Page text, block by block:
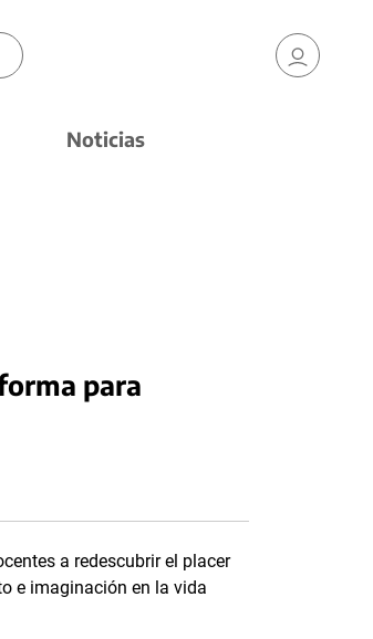
Noticias
para
a redescubrir el placer
e imaginación en la vida